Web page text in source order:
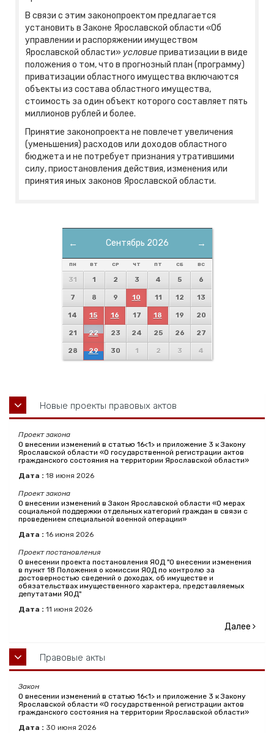
В связи с этим законопроектом предлагается
установить в Законе Ярославской области «Об
управлении и распоряжении имуществом
Ярославской области» условиеприватизации в виде
положения о том, что в прогнозный план (программу)
приватизации областного имущества включаются
объекты из состава областного имущества,
стоимость за один объект которого составляет пять
миллионов рублей и более.
Принятие законопроекта не повлечет увеличения
(уменьшения) расходов или доходов областного
бюджета и не потребует признания утратившими
силу, приостановления действия, изменения или
принятия иных законов Ярославской области.
← →
Сентябрь 2026
ПН ВТ СР ЧТ ПТ СБ ВС
31 1 2 3 4 5 6
7 8 9 10 11 12 13
14 15 16 17 18 19 20
21 22 23 24 25 26 27
28 29 30 1 2 3 4
Новые проекты правовых актов
Проект закона
О внесении изменений в статью 16<1> и приложение 3 к Закону
Ярославской области «О государственной регистрации актов
гражданского состояния на территории Ярославской области»
Дата : 18 июня 2026
Проект закона
О внесении изменений в Закон Ярославской области «О мерах
социальной поддержки отдельных категорий граждан в связи с
проведением специальной военной операции»
Дата : 16 июня 2026
Проект постановления
О внесении проекта постановления ЯОД "О внесении изменения
в пункт 18 Положения о комиссии ЯОД по контролю за
достоверностью сведений о доходах, об имуществе и
обязательствах имущественного характера, представляемых
депутатами ЯОД"
Дата : 11 июня 2026
Далее
Правовые акты
Закон
О внесении изменений в статью 16<1> и приложение 3 к Закону
Ярославской области «О государственной регистрации актов
гражданского состояния на территории Ярославской области»
Дата : 30 июня 2026